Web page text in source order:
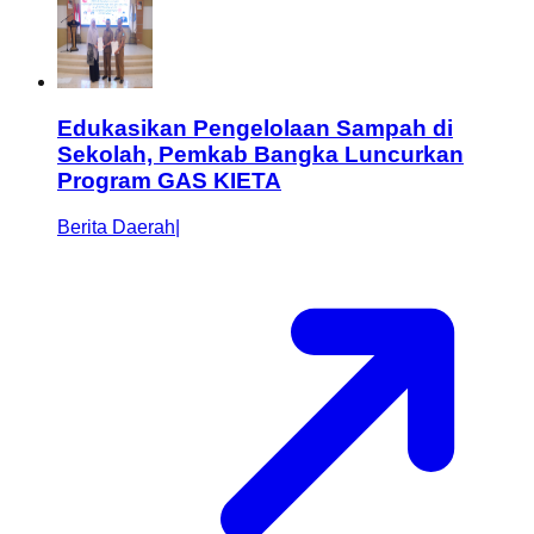
Edukasikan Pengelolaan Sampah di
Sekolah, Pemkab Bangka Luncurkan
Program GAS KIETA
Berita Daerah